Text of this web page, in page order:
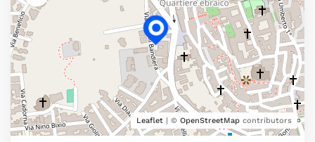
Leaflet | © OpenStreetMap contributors